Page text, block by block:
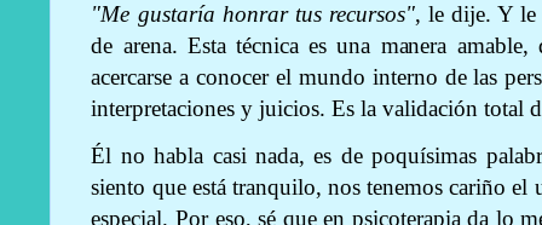
"Me gustaría honrar tus recursos", le dije. Y le
de arena. Esta técnica es una manera
acercarse a conocer el mundo interno de las
interpretaciones y juicios. Es la validación total
Él no habla casi nada, es de poquísimas
siento que está tranquilo, nos tenemos cariño
especial. Por eso, sé que en psicoterapia da lo